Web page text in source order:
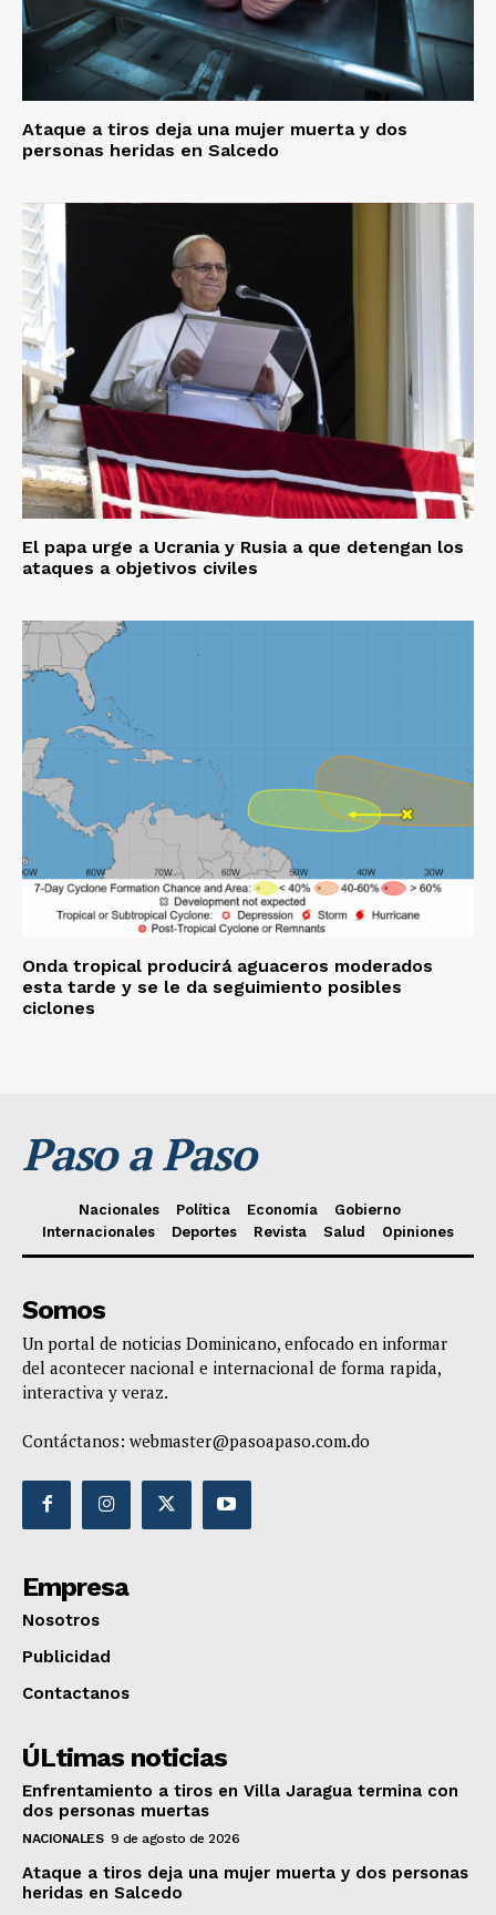
Ataque a tiros deja una mujer muerta y dos
personas heridas en Salcedo
El papa urge a Ucrania y Rusia a que detengan los
ataques a objetivos civiles
Onda tropical producirá aguaceros moderados
esta tarde y se le da seguimiento posibles
ciclones
Paso a Paso
Nacionales Política Economía
Gobierno
Internacionales
Deportes Revista Salud Opiniones
Somos
Un portal de noticias Dominicano, enfocado en informar
del acontecer nacional e internacional de forma rapida,
interactiva y veraz.
Contáctanos: webmaster@pasoapaso.com.do
Empresa
Nosotros
Publicidad
Contactanos
ÚLtimas noticias
Enfrentamiento a tiros en Villa Jaragua termina con
dos personas muertas
NACIONALES 9 de agosto de 2026
Ataque a tiros deja una mujer muerta y dos personas
heridas en Salcedo